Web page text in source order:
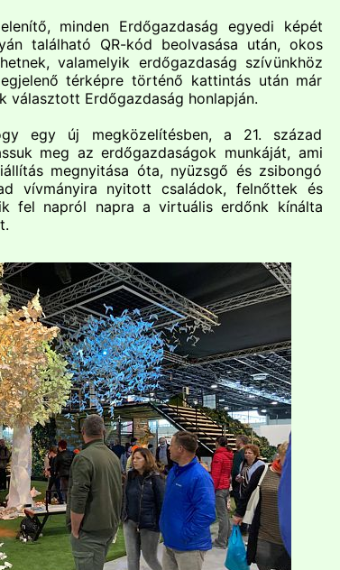
minden Erdőgazdaság egyedi képét
található QR-kód beolvasása után, okos
valamelyik erdőgazdaság szívünkhöz
térképre történő kattintás után már
választott Erdőgazdaság honlapján.
egy új megközelítésben, a 21. század
meg az erdőgazdaságok munkáját, ami
megnyitása óta, nyüzsgő és zsibongó
vívmányira nyitott családok, felnőttek és
fel napról napra a virtuális erdőnk kínálta